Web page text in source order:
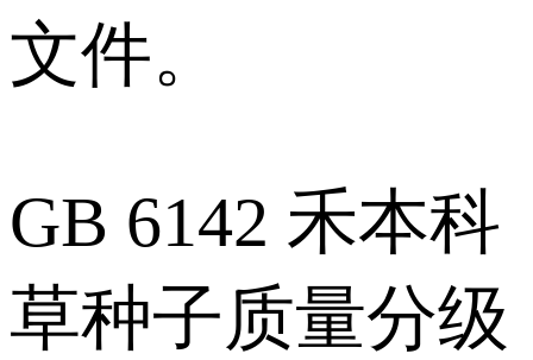
文件。
GB 6142 禾本科
草种子质量分级